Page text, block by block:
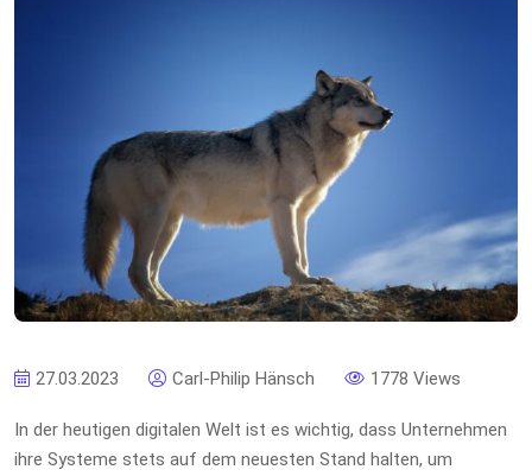
27.03.2023 Carl-Philip Hänsch 1778 Views
In der heutigen digitalen Welt ist es wichtig, dass Unternehmen
ihre Systeme stets auf dem neuesten Stand halten, um